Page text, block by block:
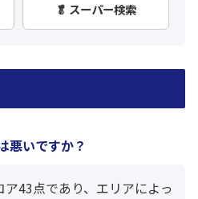
🥬 スーパー検索
悪いですか？
43点であり、エリアによっ